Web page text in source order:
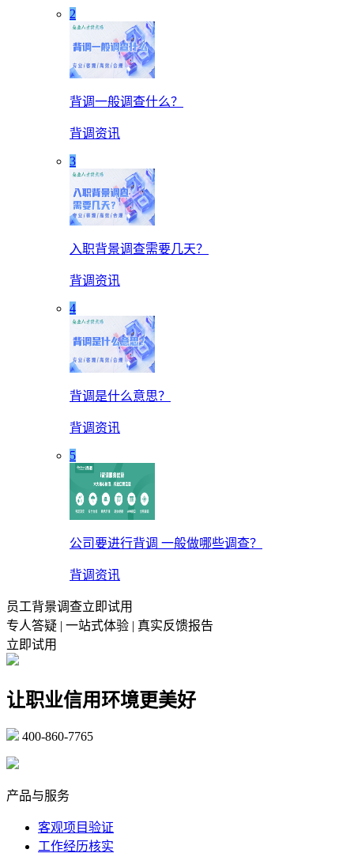
2
背调一般调查什么？
背调资讯
3
入职背景调查需要几天？
背调资讯
4
背调是什么意思？
背调资讯
5
公司要进行背调 一般做哪些调查？
背调资讯
员工背景调查立即试用
专人答疑 | 一站式体验 | 真实反馈报告
立即试用
让职业信用环境更美好
400-860-7765
产品与服务
客观项目验证
工作经历核实